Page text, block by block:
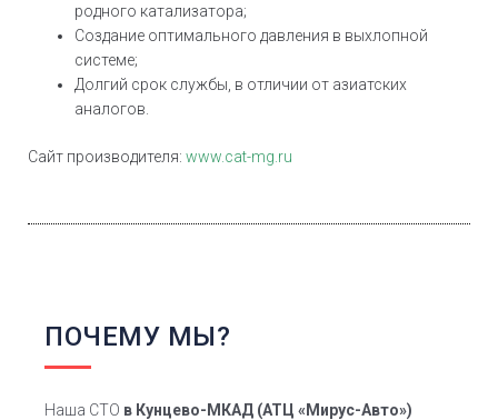
родного катализатора;
Создание оптимального давления в выхлопной
системе;
Долгий срок службы, в отличии от азиатских
аналогов.
Сайт производителя: www.cat-mg.ru
ПОЧЕМУ МЫ?
Наша СТО в Кунцево-МКАД (АТЦ «Мирус-Авто»)